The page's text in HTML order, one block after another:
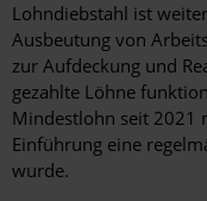
Lohndiebstahl ist
Ausbeutung von
zur Aufdeckung und
gezahlte Löhne
Mindestlohn seit 2021
Einführung eine
wurde.